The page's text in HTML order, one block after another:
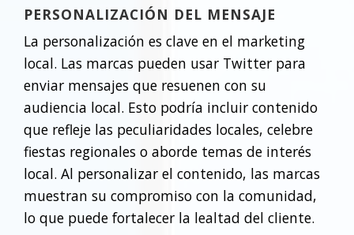
PERSONALIZACIÓN DEL MENSAJE
La personalización es clave en el marketing
local. Las marcas pueden usar Twitter para
enviar mensajes que resuenen con su
audiencia local. Esto podría incluir contenido
que refleje las peculiaridades locales, celebre
fiestas regionales o aborde temas de interés
local. Al personalizar el contenido, las marcas
muestran su compromiso con la comunidad,
lo que puede fortalecer la lealtad del cliente.